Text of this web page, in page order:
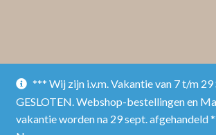
*** Wij zijn i.v.m. Vakantie van 7 t/m
GESLOTEN. Webshop-bestellingen en
vakantie worden na 29 sept. afgehandeld